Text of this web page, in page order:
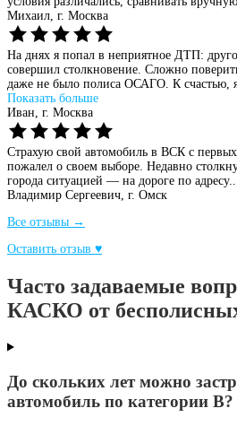
Михаил, г. Москва
На днях я попал в неприятное ДТП:
совершил столкновение. Сложно
даже не было полиса ОСАГО. К счастью, я
Показать больше
Иван, г. Москва
Страхую свой автомобиль в ВСК с
пожалел о своем выборе. Недавно
города ситуацией — на дороге по адресу...
Владимир Сергеевич, г. Омск
Все отзывы →
Оставить отзыв ♥
Часто задаваемые
КАСКО от
До скольких лет можно
автомобиль по категории B?